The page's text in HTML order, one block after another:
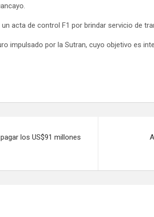
acta de control F1 por brindar servicio de
impulsado por la Sutran, cuyo objetivo es
los US$91 millones